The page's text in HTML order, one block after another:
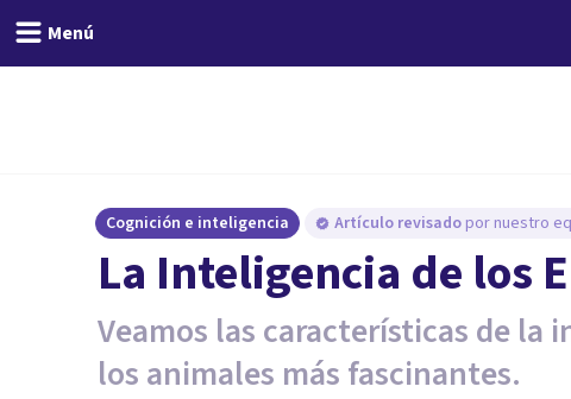
Menú
Cognición e inteligencia Artículo revisado por nuestro
La Inteligencia de los
Veamos las características de
los animales más fascinantes.